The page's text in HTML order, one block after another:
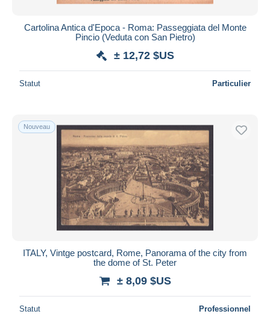
Cartolina Antica d'Epoca - Roma: Passeggiata del Monte
Pincio (Veduta con San Pietro)
± 12,72 $US
Statut Particulier
Nouveau
ITALY, Vintge postcard, Rome, Panorama of the city from
the dome of St. Peter
± 8,09 $US
Statut Professionnel